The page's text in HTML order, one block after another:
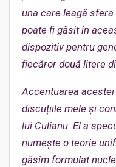
una care leagă
poate fi găsit în
dispozitiv pentru
fiecăror două litere
Accentuarea
discuțiile mele și
lui Culianu. El a
numește o teorie
găsim formulat